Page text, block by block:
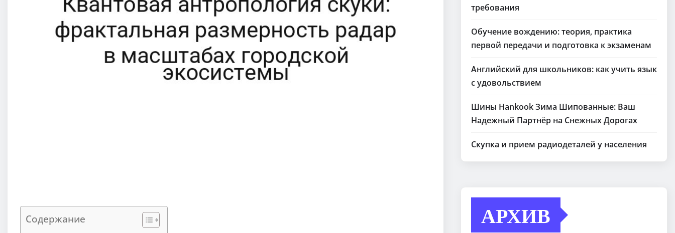
Содержание
требования
Обучение вождению: теория, практика
первой передачи и подготовка к экзаменам
Английский для школьников: как учить язык
с удовольствием
Шины Hankook Зима Шипованные: Ваш
Надежный Партнёр на Снежных Дорогах
Скупка и прием радиодеталей у населения
АРХИВ